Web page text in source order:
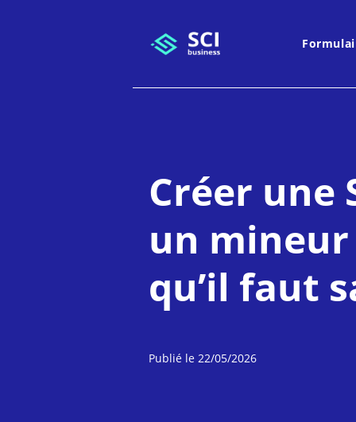
Créer une
un mineur
qu’il faut
Publié le 22/05/2026